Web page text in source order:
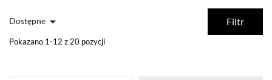
Dostępne  Filtr
Pokazano 1-12 z 20 pozycji